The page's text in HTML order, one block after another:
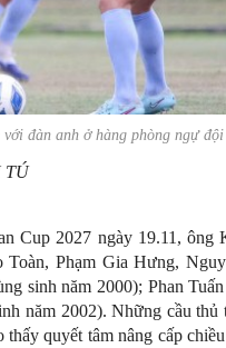
đàn anh ở hàng phòng ngự
TÚ
Cup 2027 ngày 19.11, ông
Phạm Gia Hưng,
sinh năm 2000); Phan
năm 2002). Những cầu thủ
quyết tâm nâng cấp